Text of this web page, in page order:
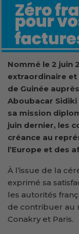
Nommé le 2 juin
extraordinaire
de Guinée
Aboubacar
sa mission
juin dernier, les
créance au
l’Europe et des
À l’issue de la
exprimé sa
les autorités
de contribuer au
Conakry et Paris.